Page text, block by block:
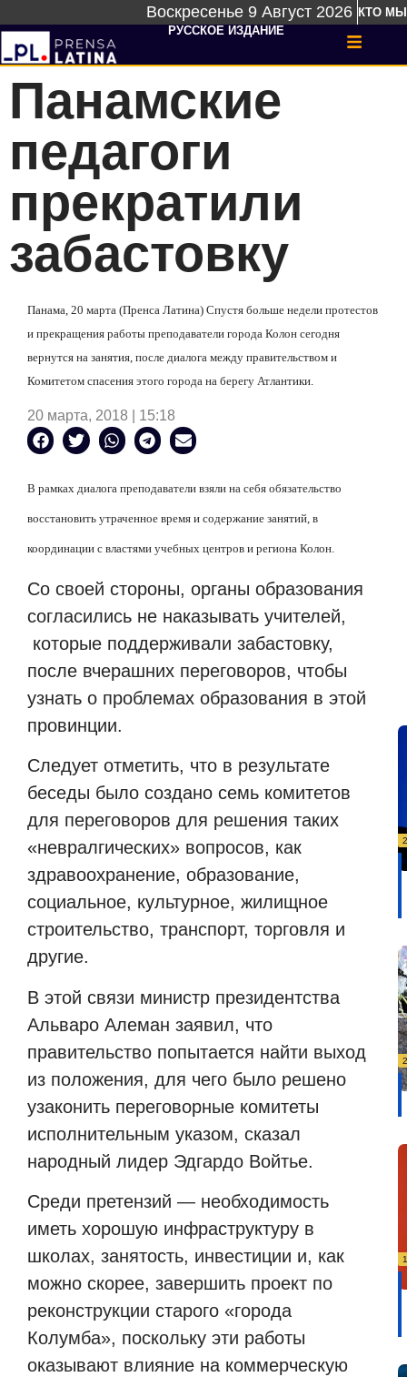
Воскресенье 9 Август 2026 КТО МЫ
РУССКОЕ ИЗДАНИЕ
Панамские
педагоги
прекратили
забастовку
Панама, 20 марта (Пренса Латина) Спустя больше недели протестов
и прекращения работы преподаватели города Колон сегодня
вернутся на занятия, после диалога между правительством и
Комитетом спасения этого города на берегу Атлантики.
20 марта, 2018 | 15:18
В рамках диалога преподаватели взяли на себя обязательство
восстановить утраченное время и содержание занятий, в
координации с властями учебных центров и региона Колон.
Со своей стороны, органы образования
согласились не наказывать учителей,
которые поддерживали забастовку,
после вчерашних переговоров, чтобы
узнать о проблемах образования в этой
провинции.
Следует отметить, что в результате
беседы было создано семь комитетов
для переговоров для решения таких
«невралгических» вопросов, как
здравоохранение, образование,
социальное, культурное, жилищное
строительство, транспорт, торговля и
другие.
В этой связи министр президентства
Альваро Алеман заявил, что
правительство попытается найти выход
из положения, для чего было решено
узаконить переговорные комитеты
исполнительным указом, сказал
народный лидер Эдгардо Войтье.
Среди претензий — необходимость
иметь хорошую инфраструктуру в
школах, занятость, инвестиции и, как
можно скорее, завершить проект по
реконструкции старого «города
Колумба», поскольку эти работы
оказывают влияние на коммерческую